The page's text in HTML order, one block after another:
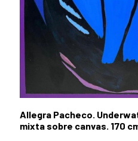
Allegra Pacheco.
mixta sobre canvas. 170